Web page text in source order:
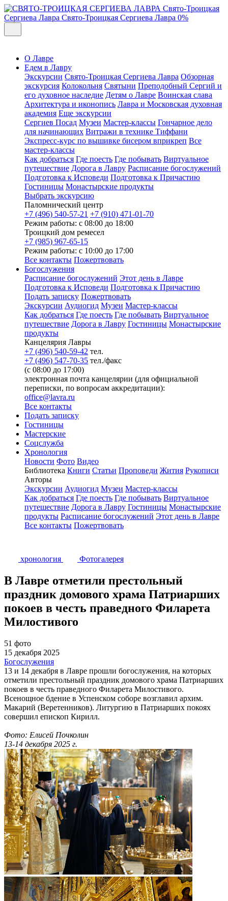
Свято-Троицкая
Сергиева Лавра Свято-Троицкая Сергиева Лавра 0%
О Лавре
Едем в Лавру
Экскурсии Свято-Троицкая Сергиева Лавра Обзорная
экскурсия Колокольня Святыни Преподобный Сергий и
его духовное наследие Детям о Лавре Воинская слава
Архитектура и иконопись Лавра и Московская духовная
академия Еще экскурсии
Сергиев Посад Музеи Мастер-классы Гончарное дело
для начинающих Витражи в технике Тиффани
Экспресс-курс по вышивке бисером вприкреп Все
мастер-классы
Как добраться Где поесть Где побывать Виртуальное
путешествие Дорога в Лавру Расписание богослужений
Подготовка к Исповеди Подготовка к Причастию
Гостиницы Монастырские продукты
Выбрать экскурсию
Паломнический центр
+7 (496) 540-57-21 +7 (910) 471-01-70
Режим работы: с 08:00 до 18:00
Троицкий дом ремесел
+7 (985) 967-65-15
Режим работы: с 10:00 до 17:00
Все контакты Пожертвовать
Богослужения
Расписание богослужений Этот день в Лавре
Подготовка к Исповеди Подготовка к Причастию
Подать записку Пожертвовать
Экскурсии Аудиогид Музеи Мастер-классы
Как добраться Где поесть Где побывать Виртуальное
путешествие Дорога в Лавру Гостиницы Монастырские
продукты
Канцелярия Лавры
+7 (496) 540-59-42 тел.
+7 (496) 547-70-35 тел./факс
(с 08:00 до 17:00)
электронная почта канцелярии (для официальной
переписки, по вопросам аккредитации):
office@lavra.ru
Все контакты
Подать записку
Гостиницы
Мастерские
Соцслужба
Хронология
Новости Фото Видео
Библиотека Книги Статьи Проповеди Жития Рукописи
Авторы
Экскурсии Аудиогид Музеи Мастер-классы
Как добраться Где поесть Где побывать Виртуальное
путешествие Дорога в Лавру Гостиницы Монастырские
продукты Расписание богослужений Этот день в Лавре
Все контакты Пожертвовать
хронология Фотогалерея
В Лавре отметили престольный
праздник домового храма Патриарших
покоев в честь праведного Филарета
Милостивого
51 фото
15 декабря 2025
Богослужения
13 и 14 декабря в Лавре прошли богослужения, на которых
отметили престольный праздник домового храма Патриарших
покоев в честь праведного Филарета Милостивого.
Всенощное бдение в Успенском соборе возглавил архим.
Макарий (Веретенников). Литургию в Патриарших покоях
совершил епископ Кирилл.
Фото: Елисей Почколин
13-14 декабря 2025 г.